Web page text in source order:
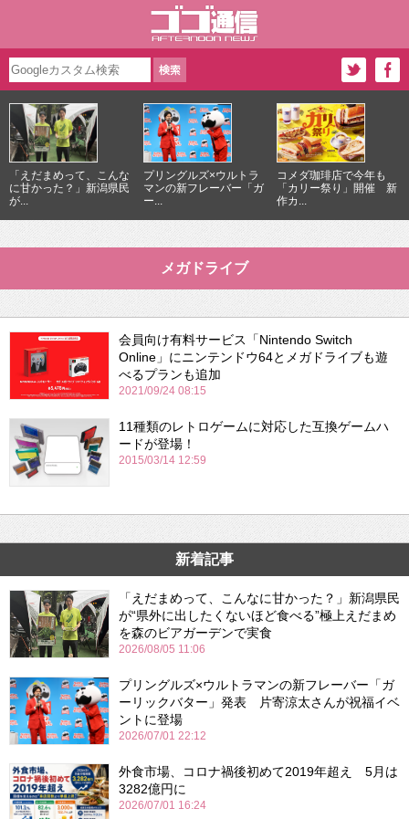
「えだまめって、こんな
に甘かった？」新潟県民
が...
プリングルズ×ウルトラ
マンの新フレーバー「ガ
ー...
コメダ珈琲店で今年も
「カリー祭り」開催 新
作カ...
メガドライブ
会員向け有料サービス「Nintendo Switch
Online」にニンテンドウ64とメガドライブも遊
べるプランも追加
2021/09/24 08:15
11種類のレトロゲームに対応した互換ゲームハ
ードが登場！
2015/03/14 12:59
新着記事
「えだまめって、こんなに甘かった？」新潟県民
が“県外に出したくないほど食べる”極上えだまめ
を森のビアガーデンで実食
2026/08/05 11:06
プリングルズ×ウルトラマンの新フレーバー「ガ
ーリックバター」発表 片寄涼太さんが祝福イベ
ントに登場
2026/07/01 22:12
外食市場、コロナ禍後初めて2019年超え 5月は
3282億円に
2026/07/01 16:24